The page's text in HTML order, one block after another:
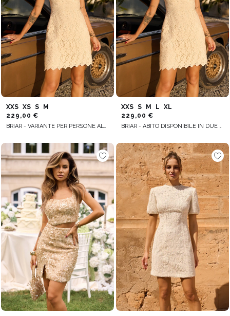
XXS XS S
M
229,00 €
BRIAR - VARIANTE PER PERSONE ALTE
XXS S M L
XL
229,00 €
BRIAR - ABITO DISPONIBILE IN DUE VARIANTI A SECONDA DELL’ALTEZZA